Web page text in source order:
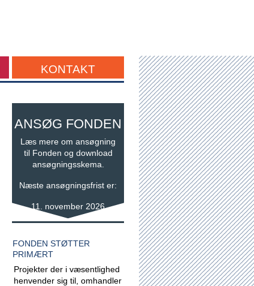
KONTAKT
ANSØG FONDEN
Læs mere om ansøgning
til Fonden og download
ansøgningsskema.
Næste ansøgningsfrist er:
11. november 2026
FONDEN STØTTER
PRIMÆRT
Projekter der i væsentlighed
henvender sig til, omhandler